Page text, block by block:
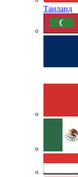
Таиланд